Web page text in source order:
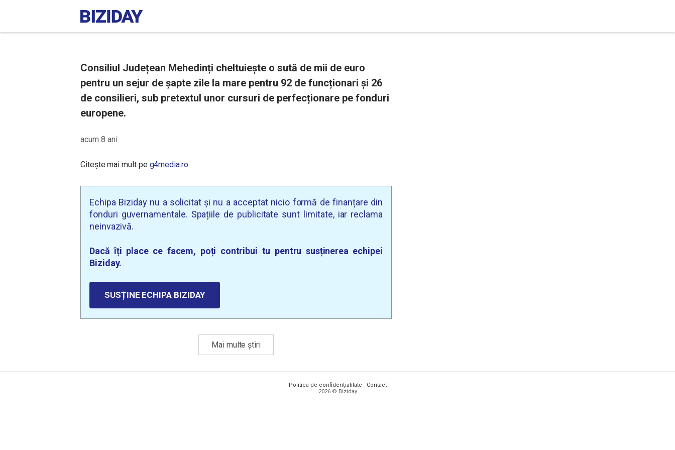
Consiliul Județean Mehedinți cheltuiește o sută de mii de euro
pentru un sejur de șapte zile la mare pentru 92 de funcționari și 26
de consilieri, sub pretextul unor cursuri de perfecționare pe fonduri
europene.
acum 8 ani
Citește mai mult pe g4media.ro
Echipa Biziday nu a solicitat și nu a acceptat nicio formă de finanțare din
fonduri guvernamentale. Spațiile de publicitate sunt limitate, iar reclama
neinvazivă.
Dacă îți place ce facem, poți contribui tu pentru susținerea echipei
Biziday.
SUSȚINE ECHIPA BIZIDAY
Mai multe știri
Politica de confidențialitate · Contact
2026 © Biziday